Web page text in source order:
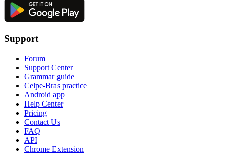
Support
Forum
Support Center
Grammar guide
Celpe-Bras practice
Android app
Help Center
Pricing
Contact Us
FAQ
API
Chrome Extension